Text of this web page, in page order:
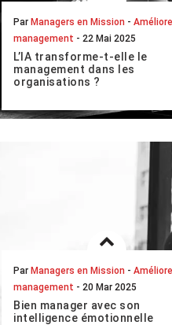
Par Managers en Mission -
management - 22 Mai 2025
L’IA transforme-t-elle le
management dans les
organisations ?
inconcevable d’imaginer un
ferait l’économie de
LIRE L'ARTICLE
Par Managers en Mission -
management - 20 Mar 2025
Bien manager avec son
intelligence émotionnelle